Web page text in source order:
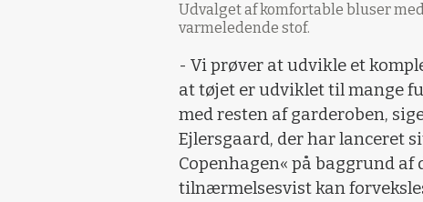
Udvalget af komfortable bluser
varmeledende stof.
- Vi prøver at udvikle et
at tøjet er udviklet til mange
med resten af garderoben,
Ejlersgaard, der har lanceret
Copenhagen« på baggrund
tilnærmelsesvist kan